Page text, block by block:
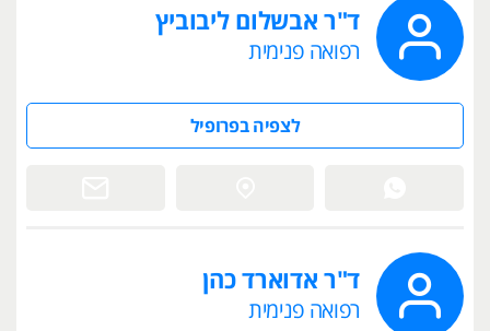
ד"ר אבשלום ליבוביץ
רפואה פנימית
לצפיה בפרופיל
ד"ר אדוארד כהן
רפואה פנימית